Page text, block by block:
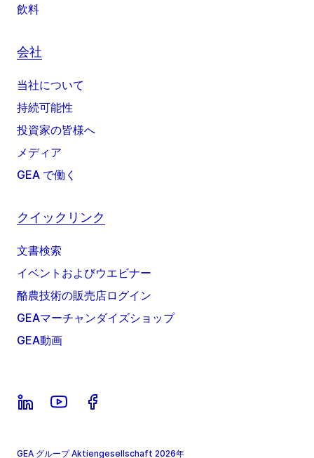
飲料
会社
当社について
持続可能性
投資家の皆様へ
メディア
GEA で働く
クイックリンク
文書検索
イベントおよびウエビナー
酪農技術の販売店ログイン
GEAマーチャンダイズショップ
GEA動画
GEA グループ Aktiengesellschaft 2026年